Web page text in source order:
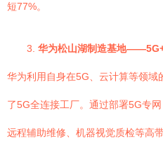
短77%。
3. 华为松山湖制造基地
华为利用自身在5G、云计算等领域
了5G全连接工厂。通过部署5G专
远程辅助维修、机器视觉质检等高